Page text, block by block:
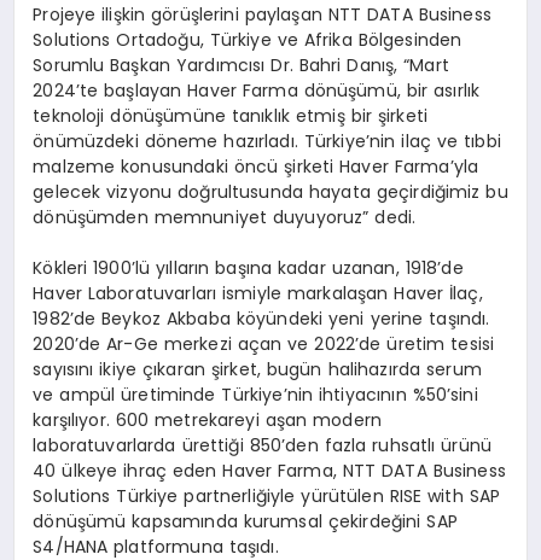
Projeye ilişkin görüşlerini paylaşan NTT DATA Business
Solutions Ortadoğu, Türkiye ve Afrika Bölgesinden
Sorumlu Başkan Yardımcısı Dr. Bahri Danış, “Mart
2024’te başlayan Haver Farma dönüşümü, bir asırlık
teknoloji dönüşümüne tanıklık etmiş bir şirketi
önümüzdeki döneme hazırladı. Türkiye’nin ilaç ve tıbbi
malzeme konusundaki öncü şirketi Haver Farma’yla
gelecek vizyonu doğrultusunda hayata geçirdiğimiz bu
dönüşümden memnuniyet duyuyoruz” dedi.
Kökleri 1900’lü yılların başına kadar uzanan, 1918’de
Haver Laboratuvarları ismiyle markalaşan Haver İlaç,
1982’de Beykoz Akbaba köyündeki yeni yerine taşındı.
2020’de Ar-Ge merkezi açan ve 2022’de üretim tesisi
sayısını ikiye çıkaran şirket, bugün halihazırda serum
ve ampül üretiminde Türkiye’nin ihtiyacının %50’sini
karşılıyor. 600 metrekareyi aşan modern
laboratuvarlarda ürettiği 850’den fazla ruhsatlı ürünü
40 ülkeye ihraç eden Haver Farma, NTT DATA Business
Solutions Türkiye partnerliğiyle yürütülen RISE with SAP
dönüşümü kapsamında kurumsal çekirdeğini SAP
S4/HANA platformuna taşıdı.